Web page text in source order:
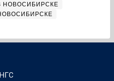
НОВОСИБИРСКЕ